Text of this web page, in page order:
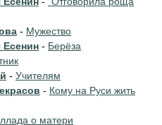
- Мужество
Есенин - Берёза
- Учителям
- Кому на Руси жить
о матери